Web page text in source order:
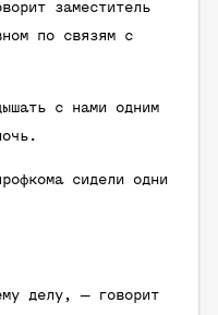
заместитель
по связям с
с нами одним
сидели одни
делу, — говорит